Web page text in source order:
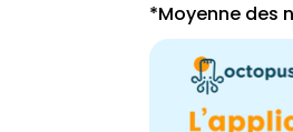
*Moyenne des